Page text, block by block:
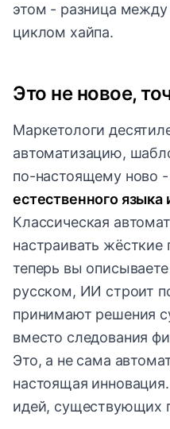
этом - разница
циклом хайпа.
Это не новое,
Маркетологи
автоматизацию,
по-настоящему ново -
естественного языка
Классическая
настраивать жёсткие
теперь вы
русском, ИИ строит
принимают решения
вместо следования
Это, а не сама
настоящая
идей, существующих